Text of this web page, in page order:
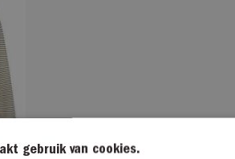
gebruik van cookies.